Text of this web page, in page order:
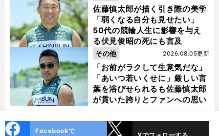
佐藤慎太郎が描く引き際の美学
「弱くなる自分も見せたい」
50代の競輪人生に影響を与え
る伏見俊昭の死にも言及
「お前がラクして生意気だな」
「あいつ若いくせに」厳しい言
葉を浴びせられるも佐藤慎太郎
が貫いた誇りとファンへの思い
2026.08.05更新
その他
Facebookで